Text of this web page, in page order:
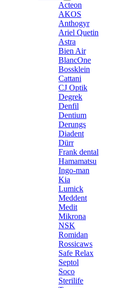
Acteon
AKOS
Anthogyr
Ariel Quetin
Astra
Bien Air
BlancOne
Bossklein
Cattani
CJ Optik
Degrek
Denfil
Dentium
Derungs
Diadent
Dürr
Frank dental
Hamamatsu
Ingo-man
Kia
Lumick
Meddent
Medit
Mikrona
NSK
Romidan
Rossicaws
Safe Relax
Septol
Soco
Sterilife